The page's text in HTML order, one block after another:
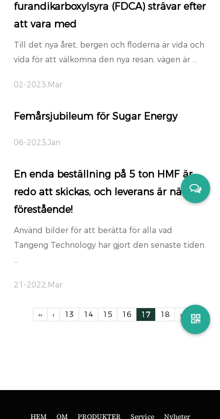
furandikarboxylsyra (FDCA) strävar efter
att vara med
Till det nya året, bergen och floderna är vida och
vida för att välkomna den nya resan, vägen är ...
02-2023,Mar
Femårsjubileum för Sugar Energy
06-2023,Jan
En enda beställning på 5 ton HMF är
redo att skickas, och leverans är nära
förestående!
Använd bilder för att berätta för alla vad
Tangeng Technology har gjort den senaste tiden.
...
21-2022,Mar
‹‹ ‹ 13 14 15 16 17 18 ›
HEM OM PRODUKTER Service Nyheter